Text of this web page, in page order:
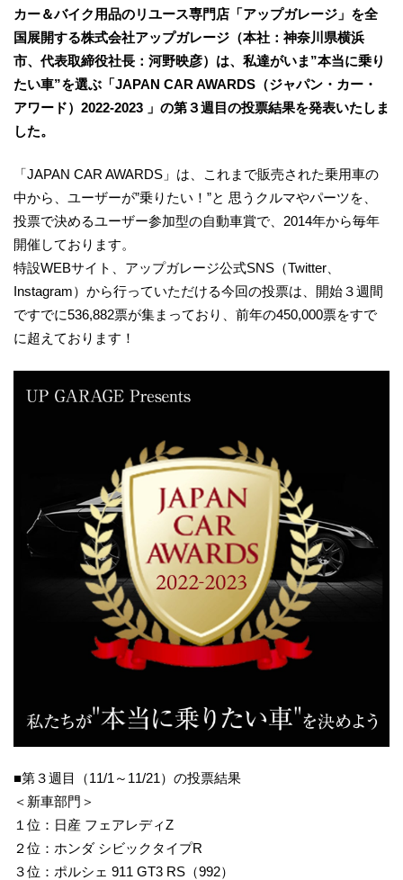
カー＆バイク用品のリユース専門店「アップガレージ」を全
国展開する株式会社アップガレージ（本社：神奈川県横浜
市、代表取締役社長：河野映彦）は、私達がいま”本当に乗り
たい車”を選ぶ「JAPAN CAR AWARDS（ジャパン・カー・
アワード）2022-2023 」の第３週目の投票結果を発表いたしま
した。
「JAPAN CAR AWARDS」は、これまで販売された乗用車の
中から、ユーザーが”乗りたい！”と 思うクルマやパーツを、
投票で決めるユーザー参加型の自動車賞で、2014年から毎年
開催しております。
特設WEBサイト、アップガレージ公式SNS（Twitter、
Instagram）から行っていただける今回の投票は、開始３週間
ですでに536,882票が集まっており、前年の450,000票をすで
に超えております！
■第３週目（11/1～11/21）の投票結果
＜新車部門＞
１位：日産 フェアレディZ
２位：ホンダ シビックタイプR
３位：ポルシェ 911 GT3 RS（992）